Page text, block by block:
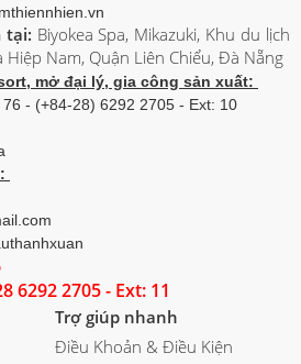
tại: Biyokea Spa, Mikazuki, Khu du lịch
Hiệp Nam, Quận Liên Chiểu, Đà Nẵng
mở đại lý, gia công sản xuất:
- (+84-28) 6292 2705 - Ext: 10
6292 2705 - Ext: 11
Trợ giúp nhanh
Điều Khoản & Điều Kiện